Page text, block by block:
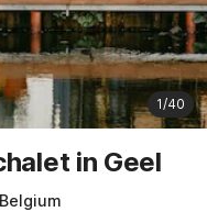
1/40
in Geel